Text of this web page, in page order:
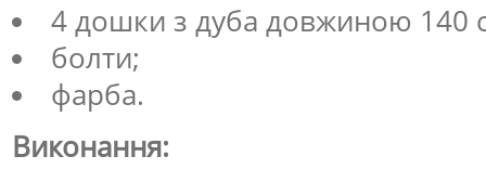
4 дошки з дуба довжиною
болти;
фарба.
Виконання: